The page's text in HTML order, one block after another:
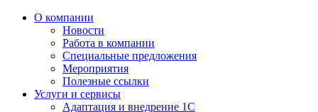
О компании
Новости
Работа в компании
Специальные предложения
Мероприятия
Полезные ссылки
Услуги и сервисы
Адаптация и внедрение 1С